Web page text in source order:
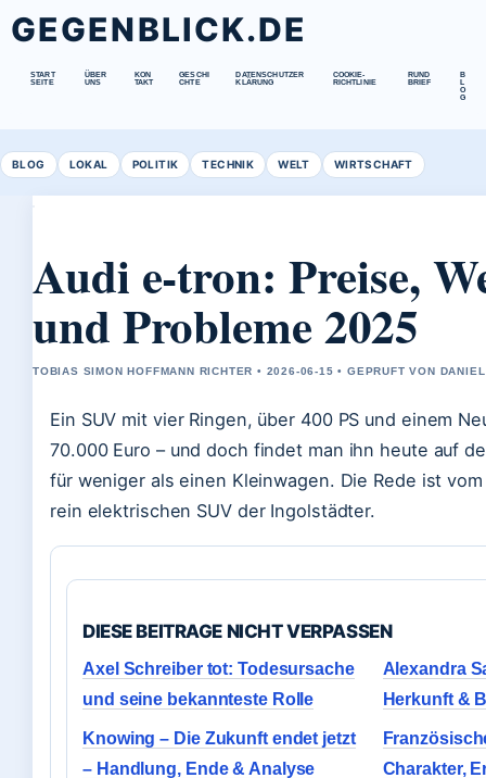
GEGENBLICK.DE
START
SEITE
ÜBER
UNS
KON
TAKT
GESCHI
CHTE
DATENSCHUTZER
KLÄRUNG
COOKIE-
RICHTLINIE
RUND
BRIEF
B
O
G
BLOG LOKAL POLITIK TECHNIK WELT WIRTSCHAFT
Audi e-tron: Preise,
und Probleme 2025
TOBIAS SIMON HOFFMANN RICHTER • 2026-06-15 • GEPRUFT VON
Ein SUV mit vier Ringen, über 400 PS und einem
70.000 Euro – und doch findet man ihn heute auf
für weniger als einen Kleinwagen. Die Rede ist
rein elektrischen SUV der Ingolstädter.
DIESE BEITRAGE NICHT VERPASSEN
Axel Schreiber tot: Todesursache
und seine bekannteste Rolle
Alexandra
Herkunft &
Knowing – Die Zukunft endet jetzt
– Handlung, Ende & Analyse
Charakter,